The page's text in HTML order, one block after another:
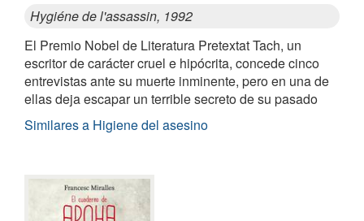
Hygiéne de l'assassin, 1992
El Premio Nobel de Literatura Pretextat Tach, un
escritor de carácter cruel e hipócrita, concede cinco
entrevistas ante su muerte inminente, pero en una de
ellas deja escapar un terrible secreto de su pasado
Similares a Higiene del asesino